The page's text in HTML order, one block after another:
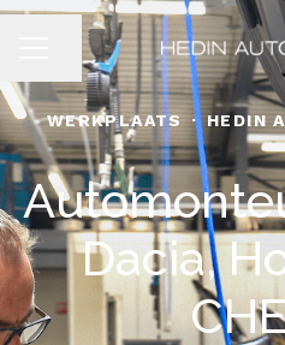
CARRIÈREMENU
Pagina delen
WERKPLAATS · HEDIN
Dacia,